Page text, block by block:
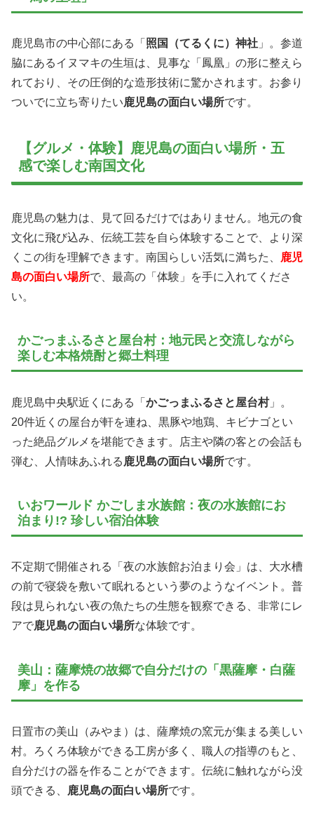
鹿児島市の中心部にある「 照国（てるくに）神社 」。参道
脇にあるイヌマキの生垣は、見事な「鳳凰」の形に整えら
れており、その圧倒的な造形技術に驚かされます。お参り
ついでに立ち寄りたい鹿児島の面白い場所です。
【グルメ・体験】鹿児島の面白い場所・五
感で楽しむ南国文化
鹿児島の魅力は、見て回るだけではありません。地元の食
文化に飛び込み、伝統工芸を自ら体験することで、より深
くこの街を理解できます。南国らしい活気に満ちた、
鹿児
島の面白い場所で、最高の「体験」を手に入れてくださ
い。
かごっまふるさと屋台村：地元民と交流しながら
楽しむ本格焼酎と郷土料理
鹿児島中央駅近くにある「 かごっまふるさと屋台村」。
20件近くの屋台が軒を連ね、黒豚や地鶏、キビナゴとい
った絶品グルメを堪能できます。店主や隣の客との会話も
弾む、人情味あふれる 鹿児島の面白い場所です。
いおワールド かごしま水族館：夜の水族館にお
泊まり!? 珍しい宿泊体験
不定期で開催される「夜の水族館お泊まり会」は、大水槽
の前で寝袋を敷いて眠れるという夢のようなイベント。普
段は見られない夜の魚たちの生態を観察できる、非常にレ
アで鹿児島の面白い場所な体験です。
美山：薩摩焼の故郷で自分だけの「黒薩摩・白薩
摩」を作る
日置市の美山（みやま）は、薩摩焼の窯元が集まる美しい
村。ろくろ体験ができる工房が多く、職人の指導のもと、
自分だけの器を作ることができます。伝統に触れながら没
頭できる、 鹿児島の面白い場所です。